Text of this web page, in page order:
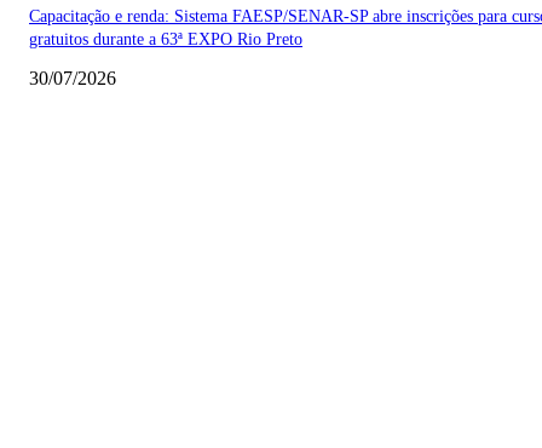
Capacitação e renda: Sistema FAESP/SENAR-SP abre inscrições para
gratuitos durante a 63ª EXPO Rio Preto
30/07/2026